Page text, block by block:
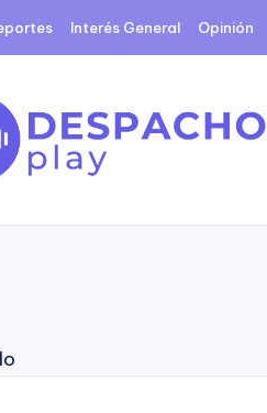
Interés General Opinión